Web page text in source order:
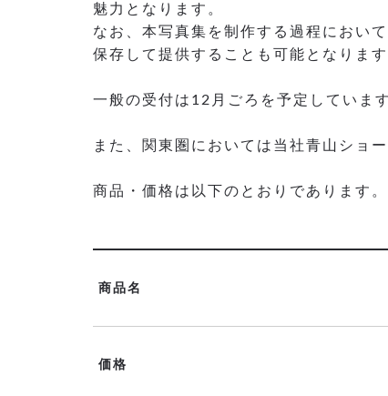
魅力となります。
なお、本写真集を制作する過程におい
保存して提供することも可能となります
一般の受付は12月ごろを予定しています
また、関東圏においては当社青山ショ
商品・価格は以下のとおりであります。
商品名
価格